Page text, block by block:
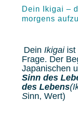
Dein Ikigai –
morgens
Dein Ikigaiist
Frage. Der
Japanischen
Sinn des
des Lebens
Sinn, Wert)